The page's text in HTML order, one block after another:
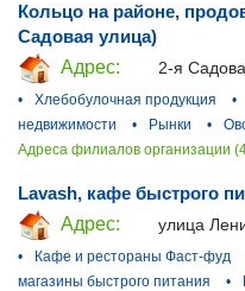
Кольцо на районе,
Садовая улица)
Адрес:
2-я
•
Хлебобулочная продукция •
недвижимости
• Рынки •
Адреса филиалов организации
Lavash, кафе быстрого
Адрес:
улица
•
Кафе и рестораны Фаст-фуд
магазины быстрого питания
•